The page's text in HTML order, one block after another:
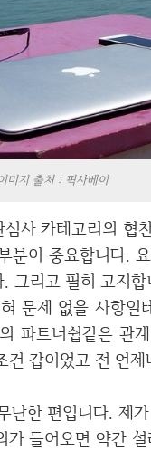
미지 출처 : 픽사베이
이 중요합니다.
그리고 필히 고지
문제 없을 사항일
파트너쉽같은 관
갑이었고 전 언
들어오면 약간